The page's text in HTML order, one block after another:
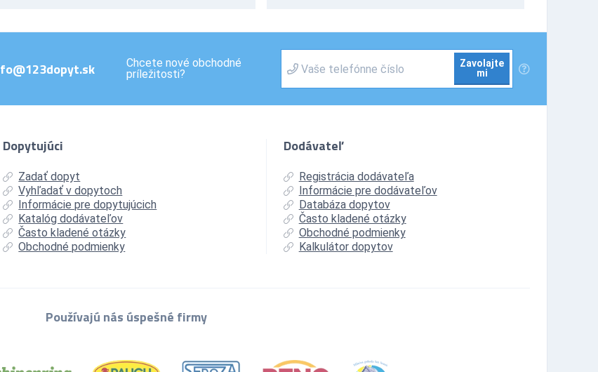
Chcete nové obchodné
príležitosti?
Zavolajte
mi
Dopytujúci
Zadať dopyt
Vyhľadať v dopytoch
Informácie pre dopytujúcich
Katalóg dodávateľov
Často kladené otázky
Obchodné podmienky
Dodávateľ
Registrácia dodávateľa
Informácie pre dodávateľov
Databáza dopytov
Často kladené otázky
Obchodné podmienky
Kalkulátor dopytov
Používajú nás úspešné firmy